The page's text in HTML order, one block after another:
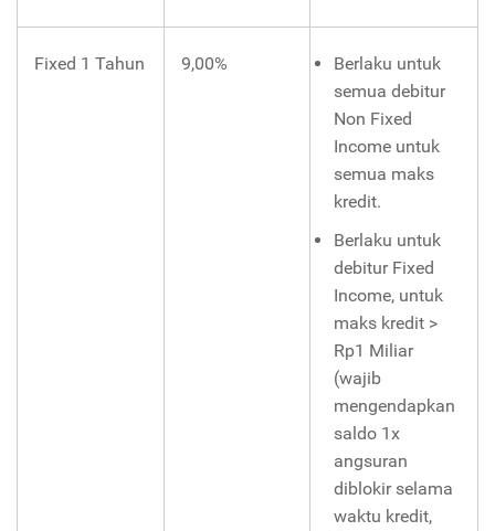
Fixed 1 Tahun 9,00%
Berlaku untuk
semua debitur
Non Fixed
Income untuk
semua maks
kredit.
Berlaku untuk
debitur Fixed
Income, untuk
maks kredit >
Rp1 Miliar
(wajib
mengendapkan
saldo 1x
angsuran
diblokir selama
waktu kredit,